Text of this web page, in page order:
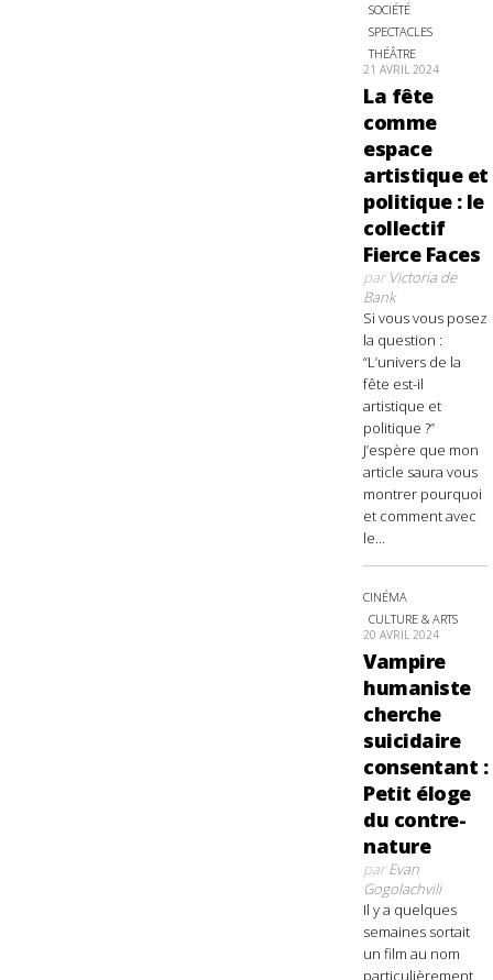
SOCIÉTÉ
SPECTACLES
THÉÂTRE
21 AVRIL 2024
La fête
comme
espace
artistique et
politique : le
collectif
Fierce Faces
parVictoria de
Bank
Si vous vous posez
la question :
“L’univers de la
fête est-il
artistique et
politique ?”
J’espère que mon
article saura vous
montrer pourquoi
et comment avec
le...
CINÉMA
CULTURE & ARTS
20 AVRIL 2024
Vampire
humaniste
cherche
suicidaire
consentant :
Petit éloge
du contre-
nature
parEvan
Gogolachvili
Il y a quelques
semaines sortait
un film au nom
particulièrement